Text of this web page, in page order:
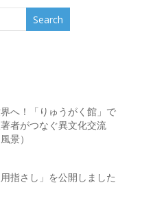
へ！「りゅうがく館」で
者がつなぐ異文化交流
景）
用指さし」を公開しました